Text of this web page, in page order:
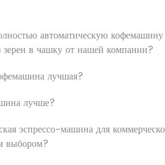
автоматическую кофемашину
зерен в чашку от нашей компании?
лучшая?
лучше?
эспрессо-машина для
выбором?